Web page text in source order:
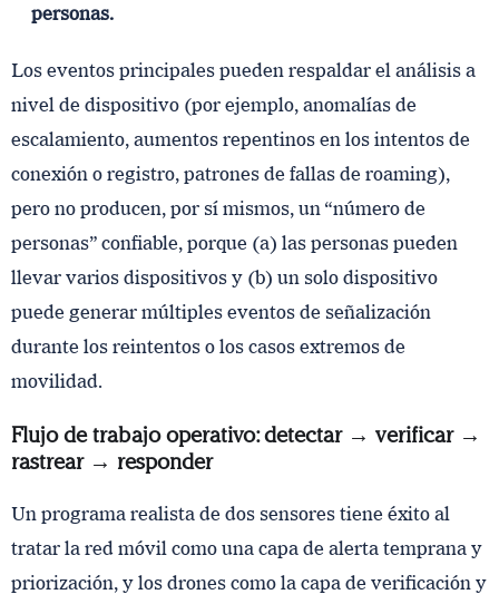
personas.
Los eventos principales pueden respaldar el análisis a
nivel de dispositivo (por ejemplo, anomalías de
escalamiento, aumentos repentinos en los intentos de
conexión o registro, patrones de fallas de roaming),
pero no producen, por sí mismos, un “número de
personas” confiable, porque (a) las personas pueden
llevar varios dispositivos y (b) un solo dispositivo
puede generar múltiples eventos de señalización
durante los reintentos o los casos extremos de
movilidad.
Flujo de trabajo operativo: detectar → verificar →
rastrear → responder
Un programa realista de dos sensores tiene éxito al
tratar la red móvil como una capa de alerta temprana y
priorización, y los drones como la capa de verificación y